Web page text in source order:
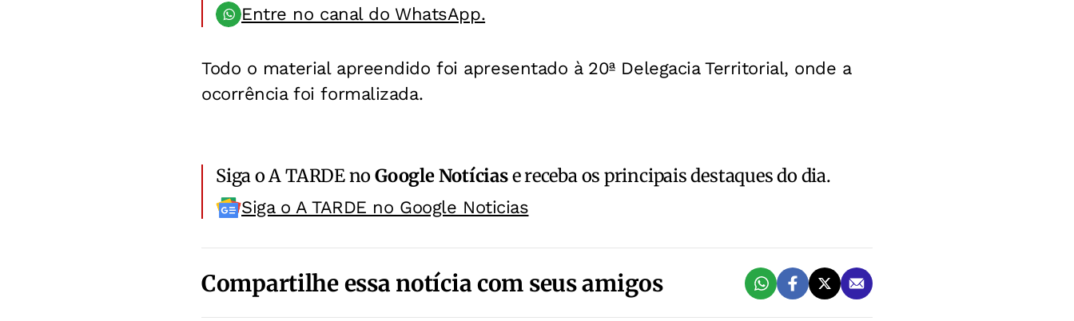
Entre no canal do WhatsApp.
Todo o material apreendido foi apresentado à 20ª Delegacia Territorial, onde a
ocorrência foi formalizada.
Siga o A TARDE noGoogle Notíciase receba os principais destaques do dia.
Siga o A TARDE no Google Noticias
Compartilhe essa notícia com seus amigos